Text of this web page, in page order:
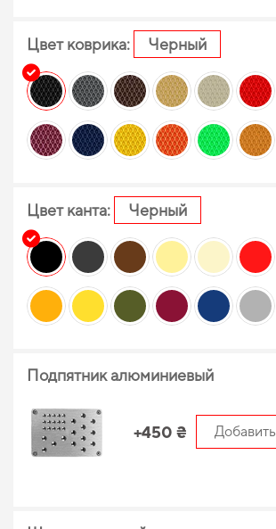
Цвет коврика: Черный
Цвет канта: Черный
Подпятник алюминиевый
+450 ₴ Добавить